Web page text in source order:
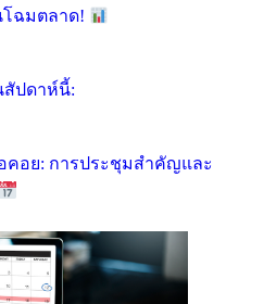
ฉมตลาด!
ปดาห์นี้:
อย: การประชุมสำคัญและ